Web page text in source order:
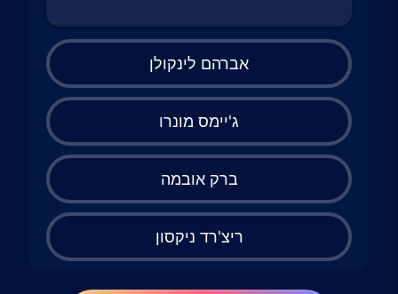
אברהם לינקולן
ג'יימס מונרו
ברק אובמה
ריצ'רד ניקסון